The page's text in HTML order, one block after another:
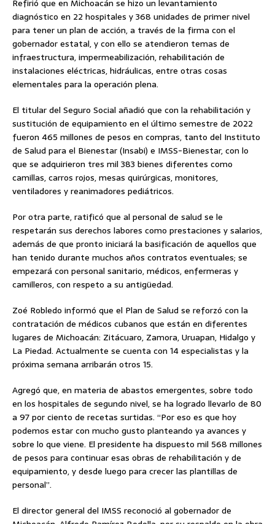
Refirió que en Michoacán se hizo un levantamiento
diagnóstico en 22 hospitales y 368 unidades de primer nivel
para tener un plan de acción, a través de la firma con el
gobernador estatal, y con ello se atendieron temas de
infraestructura, impermeabilización, rehabilitación de
instalaciones eléctricas, hidráulicas, entre otras cosas
elementales para la operación plena.
El titular del Seguro Social añadió que con la rehabilitación y
sustitución de equipamiento en el último semestre de 2022
fueron 465 millones de pesos en compras, tanto del Instituto
de Salud para el Bienestar (Insabi) e IMSS-Bienestar, con lo
que se adquirieron tres mil 383 bienes diferentes como
camillas, carros rojos, mesas quirúrgicas, monitores,
ventiladores y reanimadores pediátricos.
Por otra parte, ratificó que al personal de salud se le
respetarán sus derechos labores como prestaciones y salarios,
además de que pronto iniciará la basificación de aquellos que
han tenido durante muchos años contratos eventuales; se
empezará con personal sanitario, médicos, enfermeras y
camilleros, con respeto a su antigüedad.
Zoé Robledo informó que el Plan de Salud se reforzó con la
contratación de médicos cubanos que están en diferentes
lugares de Michoacán: Zitácuaro, Zamora, Uruapan, Hidalgo y
La Piedad. Actualmente se cuenta con 14 especialistas y la
próxima semana arribarán otros 15.
Agregó que, en materia de abastos emergentes, sobre todo
en los hospitales de segundo nivel, se ha logrado llevarlo de 80
a 97 por ciento de recetas surtidas. “Por eso es que hoy
podemos estar con mucho gusto planteando ya avances y
sobre lo que viene. El presidente ha dispuesto mil 568 millones
de pesos para continuar esas obras de rehabilitación y de
equipamiento, y desde luego para crecer las plantillas de
personal”.
El director general del IMSS reconoció al gobernador de